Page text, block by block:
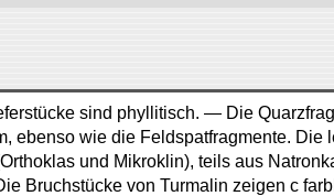
sind phyllitisch. — Die
ebenso wie die Feldspatfragmente. Die
und Mikroklin), teils aus
Bruchstücke von Turmalin zeigen c